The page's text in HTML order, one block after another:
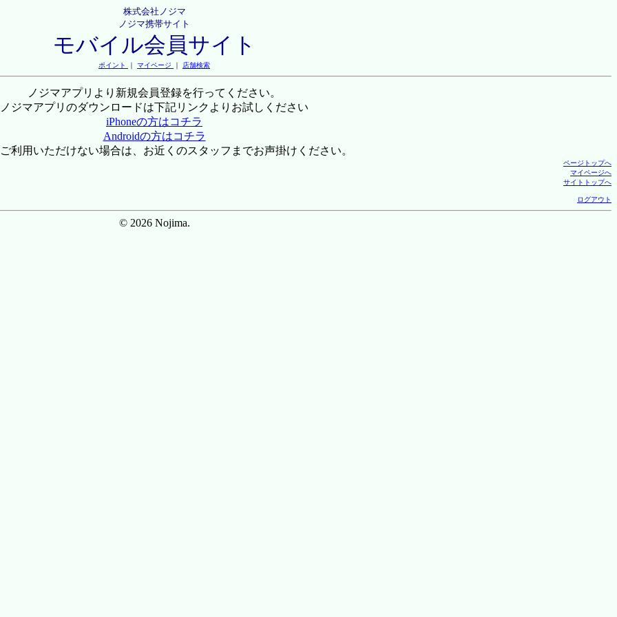
株式会社ノジマ
ノジマ携帯サイト
モバイル会員サイト
ポイント ｜ マイページ ｜ 店舗検索
ノジマアプリより新規会員登録を行ってください。
ノジマアプリのダウンロードは下記リンクよりお試しください
iPhoneの方はコチラ
Androidの方はコチラ
利用いただけない場合は、お近くのスタッフまでお声掛けください。
ページトップへ
マイページへ
サイトトップへ
ログアウト
© 2026 Nojima.